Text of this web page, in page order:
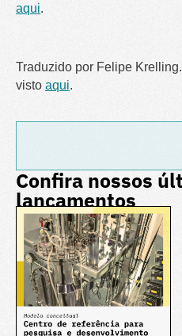
aqui.
Traduzido por Felipe
visto aqui.
Confira nossos
lançamentos